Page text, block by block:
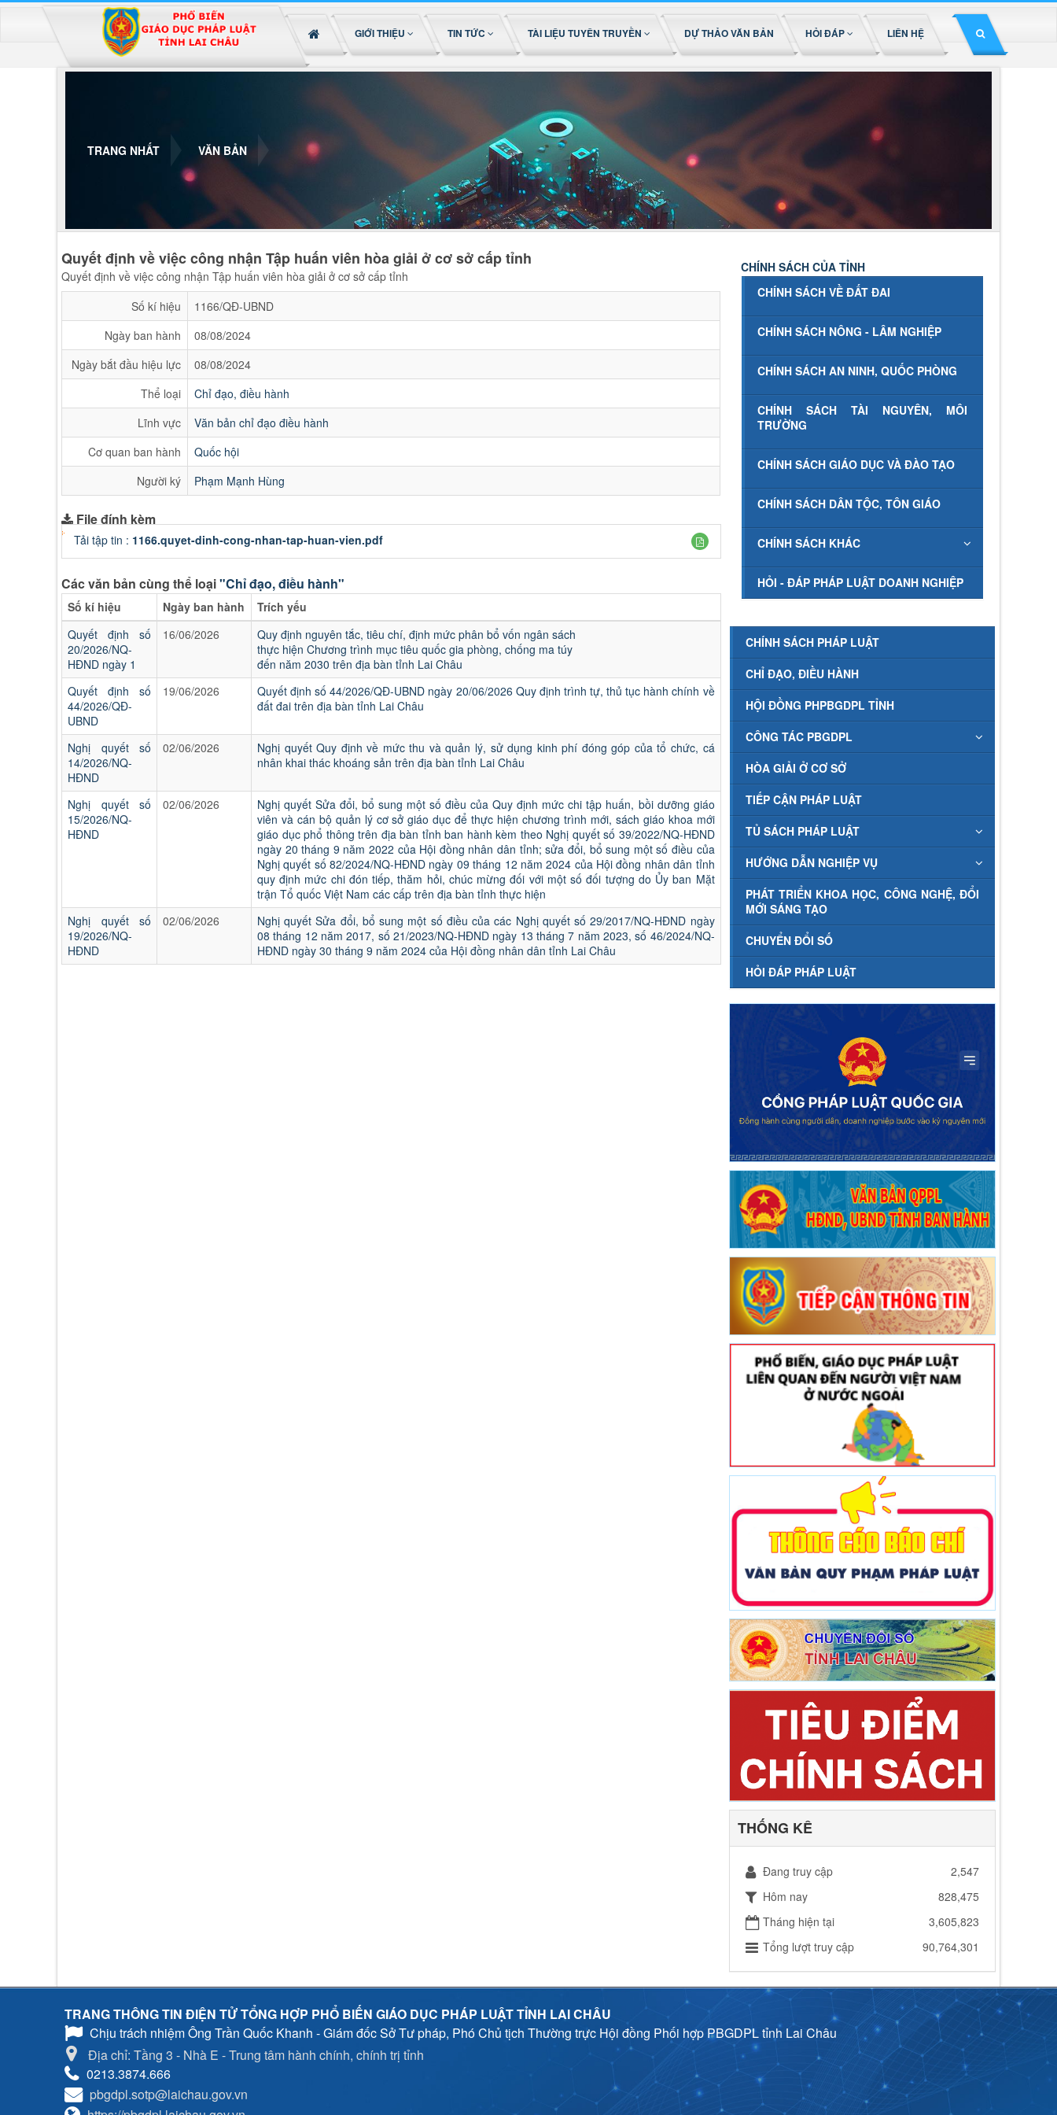
GIỚI THIỆU TIN TỨC TÀI LIỆU TUYÊN TRUYỀN DỰ THẢO VĂN BẢN HỎI ĐÁP LIÊN HỆ
TRANG NHẤT VĂN BẢN
Quyết định về việc công nhận Tập huấn viên hòa giải ở cơ sở cấp tỉnh
Quyết định về việc công nhận Tập huấn viên hòa giải ở cơ sở cấp tỉnh
Số kí hiệu
1166/QĐ-UBND
Ngày ban hành
08/08/2024
Ngày bắt đầu hiệu lực
08/08/2024
Thể loại
Chỉ đạo, điều hành
Lĩnh vực
Văn bản chỉ đạo điều hành
Cơ quan ban hành
Quốc hội
Người ký
Phạm Mạnh Hùng
File đính kèm
Tải tập tin : 1166.quyet-dinh-cong-nhan-tap-huan-vien.pdf
Các văn bản cùng thể loại"Chỉ đạo, điều hành"
Số kí hiệu Ngày ban hành
Trích yếu
Quyết định số
20/2026/NQ-
HĐND ngày 1
16/06/2026
Quy định nguyên tắc, tiêu chí, định mức phân bổ vốn ngân sách
thực hiện Chương trình mục tiêu quốc gia phòng, chống ma túy
đến năm 2030 trên địa bàn tỉnh Lai Châu
Quyết định số
44/2026/QĐ-
UBND
19/06/2026
Quyết định số 44/2026/QĐ-UBND ngày 20/06/2026 Quy định trình tự, thủ tục hành chính về
đất đai trên địa bàn tỉnh Lai Châu
Nghị quyết số
14/2026/NQ-
HĐND
02/06/2026
Nghị quyết Quy định về mức thu và quản lý, sử dụng kinh phí đóng góp của tổ chức, cá
nhân khai thác khoáng sản trên địa bàn tỉnh Lai Châu
Nghị quyết số
15/2026/NQ-
HĐND
02/06/2026
Nghị quyết Sửa đổi, bổ sung một số điều của Quy định mức chi tập huấn, bồi dưỡng giáo
viên và cán bộ quản lý cơ sở giáo dục để thực hiện chương trình mới, sách giáo khoa mới
giáo dục phổ thông trên địa bàn tỉnh ban hành kèm theo Nghị quyết số 39/2022/NQ-HĐND
ngày 20 tháng 9 năm 2022 của Hội đồng nhân dân tỉnh; sửa đổi, bổ sung một số điều của
Nghị quyết số 82/2024/NQ-HĐND ngày 09 tháng 12 năm 2024 của Hội đồng nhân dân tỉnh
quy định mức chi đón tiếp, thăm hỏi, chúc mừng đối với một số đối tượng do Ủy ban Mặt
trận Tổ quốc Việt Nam các cấp trên địa bàn tỉnh thực hiện
Nghị quyết số
19/2026/NQ-
HĐND
02/06/2026
Nghị quyết Sửa đổi, bổ sung một số điều của các Nghị quyết số 29/2017/NQ-HĐND ngày
08 tháng 12 năm 2017, số 21/2023/NQ-HĐND ngày 13 tháng 7 năm 2023, số 46/2024/NQ-
HĐND ngày 30 tháng 9 năm 2024 của Hội đồng nhân dân tỉnh Lai Châu
CHÍNH SÁCH CỦA TỈNH
CHÍNH SÁCH VỀ ĐẤT ĐAI
CHÍNH SÁCH NÔNG - LÂM NGHIỆP
CHÍNH SÁCH AN NINH, QUỐC PHÒNG
CHÍNH SÁCH TÀI NGUYÊN, MÔI
TRƯỜNG
CHÍNH SÁCH GIÁO DỤC VÀ ĐÀO TẠO
CHÍNH SÁCH DÂN TỘC, TÔN GIÁO
CHÍNH SÁCH KHÁC
HỎI - ĐÁP PHÁP LUẬT DOANH NGHIỆP
CHÍNH SÁCH PHÁP LUẬT
CHỈ ĐẠO, ĐIỀU HÀNH
HỘI ĐỒNG PHPBGDPL TỈNH
CÔNG TÁC PBGDPL
HÒA GIẢI Ở CƠ SỞ
TIẾP CẬN PHÁP LUẬT
TỦ SÁCH PHÁP LUẬT
HƯỚNG DẪN NGHIỆP VỤ
PHÁT TRIỂN KHOA HỌC, CÔNG NGHỆ, ĐỔI
MỚI SÁNG TẠO
CHUYỂN ĐỔI SỐ
HỎI ĐÁP PHÁP LUẬT
THỐNG KÊ
Đang truy cập
2,547
Hôm nay
828,475
Tháng hiện tại
3,605,823
Tổng lượt truy cập
90,764,301
TRANG THÔNG TIN ĐIỆN TỬ TỔNG HỢP PHỔ BIẾN GIÁO DỤC PHÁP LUẬT TỈNH LAI CHÂU
Chịu trách nhiệmÔng Trần Quốc Khanh - Giám đốc Sở Tư pháp, Phó Chủ tịch Thường trực Hội đồng Phối hợp PBGDPL tỉnh Lai Châu
Địa chỉ: Tầng 3 - Nhà E - Trung tâm hành chính, chính trị tỉnh
0213.3874.666
pbgdpl.sotp@laichau.gov.vn
Đã kết nối EMC